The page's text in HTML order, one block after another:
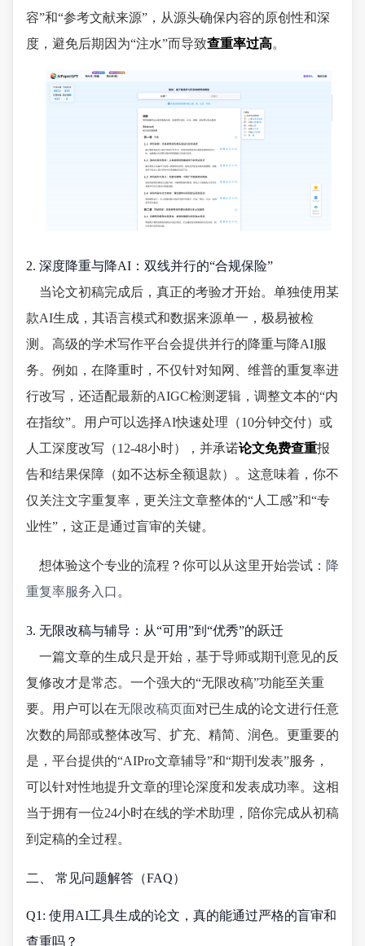
容”和“参考文献来源”，从源头确保内容的原创性和深
度，避免后期因为“注水”而导致查重率过高。
2. 深度降重与降AI：双线并行的“合规保险”
当论文初稿完成后，真正的考验才开始。单独使用某
款AI生成，其语言模式和数据来源单一，极易被检
测。高级的学术写作平台会提供并行的降重与降AI服
务。例如，在降重时，不仅针对知网、维普的重复率进
行改写，还适配最新的AIGC检测逻辑，调整文本的“内
在指纹”。用户可以选择AI快速处理（10分钟交付）或
人工深度改写（12-48小时），并承诺论文免费查重报
告和结果保障（如不达标全额退款）。这意味着，你不
仅关注文字重复率，更关注文章整体的“人工感”和“专
业性”，这正是通过盲审的关键。
想体验这个专业的流程？你可以从这里开始尝试： 降
重复率服务入口 。
3. 无限改稿与辅导：从“可用”到“优秀”的跃迁
一篇文章的生成只是开始，基于导师或期刊意见的反
复修改才是常态。一个强大的“无限改稿”功能至关重
要。用户可以在无限改稿页面对已生成的论文进行任意
次数的局部或整体改写、扩充、精简、润色。更重要的
是，平台提供的“AIPro文章辅导”和“期刊发表”服务，
可以针对性地提升文章的理论深度和发表成功率。这相
当于拥有一位24小时在线的学术助理，陪你完成从初稿
到定稿的全过程。
二、 常见问题解答（FAQ）
Q1: 使用AI工具生成的论文，真的能通过严格的盲审和
查重吗？